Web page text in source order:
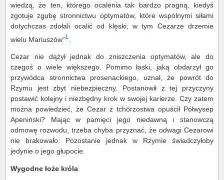
wiedzą, że ten, którego ocalenia tak bardzo pragną, kiedyś
zgotuje zgubę stronnictwu optymatów, które wspólnymi siłami
dotychczas zdołali ocalić od klęski; w tym Cezarze drzemie
wielu Mariuszów”1
Cezar nie dążył jednak do zniszczenia optymatów, ale do
czegoś o wiele większego. Pomimo łaski, jaką obdarzył go
przywódca stronnictwa prosenackiego, uznał, że powrót do
Rzymu jest zbyt niebezpieczny. Postanowił z tej przyczyny
postawić kolejny i niezbędny krok w swojej karierze. Czy zatem
można powiedzieć, że Cezar z tchórzostwa opuścił Półwysep
Apeniński? Mając w pamięci jego niedawną i stanowczą
odmowę rozwodu, trzeba chyba przyznać, że odwagi Cezarowi
nie brakowało. Pozostanie jednak w Rzymie świadczyłoby
jedynie o jego głupocie.
Wygodne łoże króla